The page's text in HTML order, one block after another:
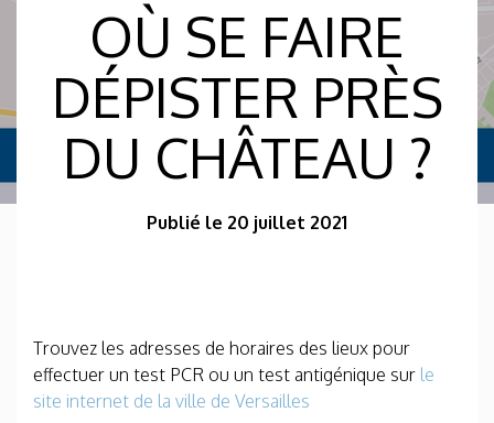
OÙ SE FAIRE
DÉPISTER PRÈS
DU CHÂTEAU ?
Publié le 20 juillet 2021
Trouvez les adresses de horaires des lieux pour
effectuer un test PCR ou un test antigénique sur le
site internet de la ville de Versailles